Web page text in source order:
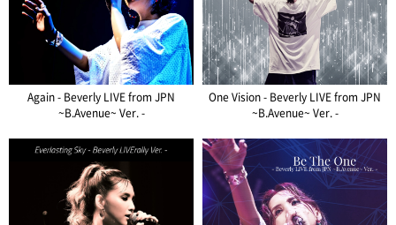
Again - Beverly LIVE from JPN
~B.Avenue~ Ver. -
One Vision - Beverly LIVE from JPN
~B.Avenue~ Ver. -